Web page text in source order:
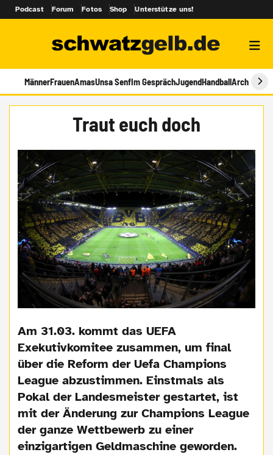
Podcast Forum Fotos Shop Unterstütze uns!
MännerFrauenAmasUnsa SenfIm GesprächJugendHandballArchiv
Traut euch doch
Am 31.03. kommt das UEFA
Exekutivkomitee zusammen, um final
über die Reform der Uefa Champions
League abzustimmen. Einstmals als
Pokal der Landesmeister gestartet, ist
mit der Änderung zur Champions League
der ganze Wettbewerb zu einer
einzigartigen Geldmaschine geworden.